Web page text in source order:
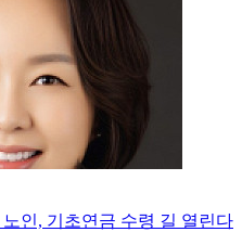
인, 기초연금 수령 길 열린다